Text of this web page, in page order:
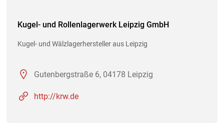
Kugel- und Rollenlagerwerk Leipzig GmbH
Kugel- und Wälzlagerhersteller aus Leipzig
Gutenbergstraße 6, 04178 Leipzig
http://krw.de